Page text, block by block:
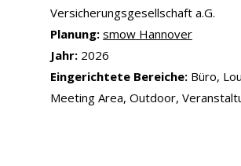
Versicherungsgesellschaft a.G.
Planung: smow Hannover
Jahr: 2026
Eingerichtete Bereiche: Büro,
Meeting Area, Outdoor,